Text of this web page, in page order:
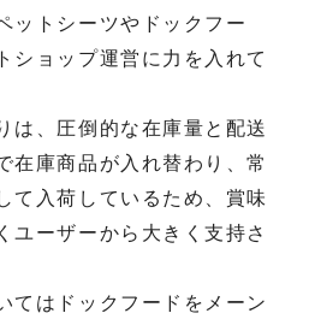
ットシーツやドックフー
ショップ運営に力を入れて
、圧倒的な在庫量と配送
在庫商品が入れ替わり、常
て入荷しているため、賞味
ユーザーから大きく支持さ
はドックフードをメーン